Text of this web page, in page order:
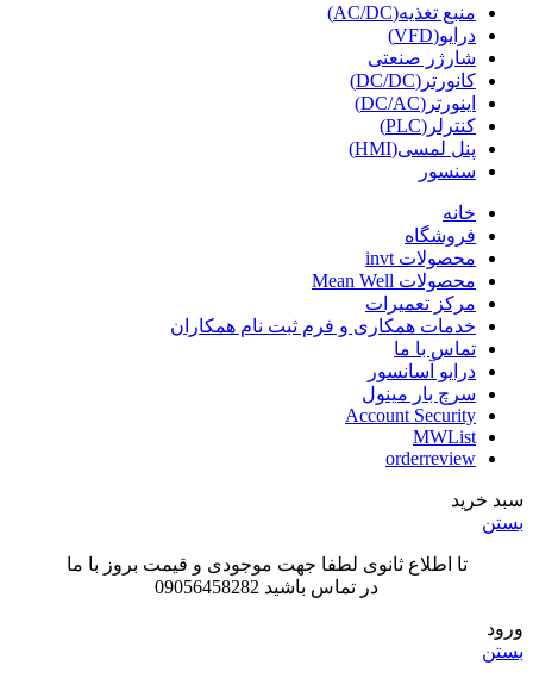
منبع تغذیه(AC/DC)
درایو(VFD)
شارژر صنعتی
کانورتر(DC/DC)
اینورتر(DC/AC)
کنترلر(PLC)
پنل لمسی(HMI)
سنسور
خانه
فروشگاه
محصولات invt
محصولات Mean Well
مرکز تعمیرات
خدمات همکاری و فرم ثبت نام همکاران
تماس با ما
درایو آسانسور
سرچ بار مینول
Account Security
MWList
orderreview
سبد خرید
بستن
تا اطلاع ثانوی لطفا جهت موجودی و قیمت بروز با ما
در تماس باشید 09056458282
ورود
بستن